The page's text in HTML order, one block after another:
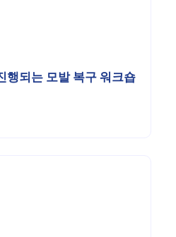
행되는 모발 복구 워크숍